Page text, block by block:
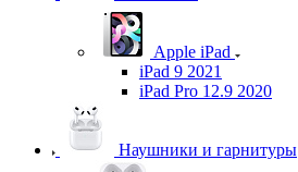
Apple iPad
iPad 9 2021
iPad Pro 12.9 2020
Наушники и гарнитуры